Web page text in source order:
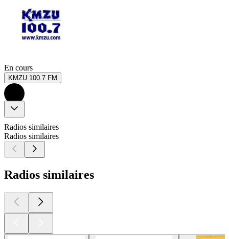
En cours
KMZU 100.7 FM
Radios similaires
Radios similaires
Radios similaires